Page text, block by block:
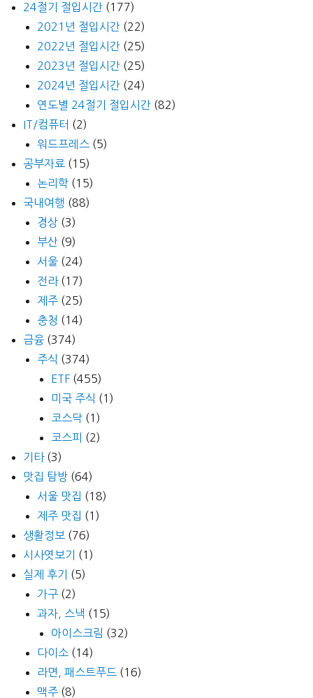
24절기 절입시간 (177)
2021년 절입시간 (22)
2022년 절입시간 (25)
2023년 절입시간 (25)
2024년 절입시간 (24)
연도별 24절기 절입시간 (82)
IT/컴퓨터 (2)
워드프레스 (5)
공부자료 (15)
논리학 (15)
국내여행 (88)
경상 (3)
부산 (9)
서울 (24)
전라(17)
제주 (25)
충청 (14)
금융 (374)
주식 (374)
ETF (455)
미국 주식 (1)
코스닥 (1)
코스피 (2)
기타(3)
맛집 탐방 (64)
서울 맛집 (18)
제주 맛집 (1)
생활정보 (76)
시사엿보기
(1)
실제 후기
(5)
가구 (2)
과자, 스낵 (15)
아이스크림 (32)
다이소 (14)
라면, 패스트푸드 (16)
맥주 (8)